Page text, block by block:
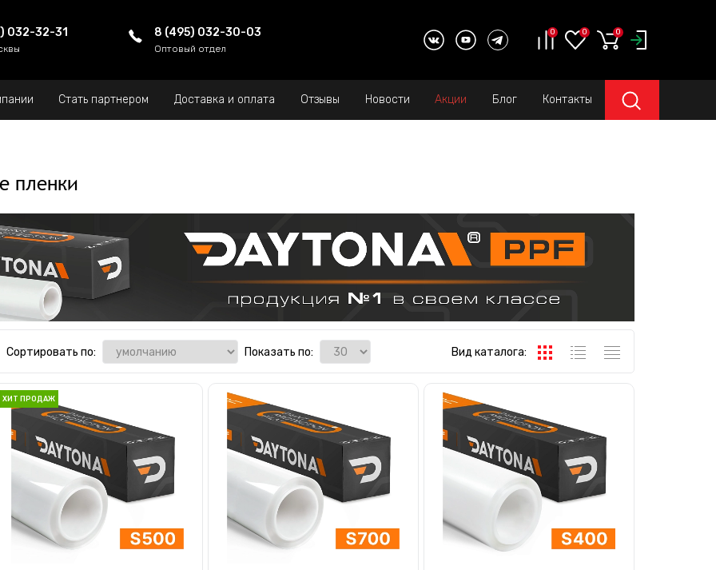
032-32-31 8 (495) 032-30-03
Оптовый отдел
0 0 0
Стать партнером Доставка и оплата Отзывы Новости Акции Блог Контакты
пленки
Сортировать по: Показать по: Вид каталога:
ХИТ ПРОДАЖ